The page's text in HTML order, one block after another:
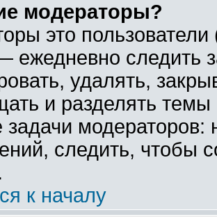
модераторы?
это
ежедневно следить
удалять,
и разделять
задачи
следить, чтобы
к началу